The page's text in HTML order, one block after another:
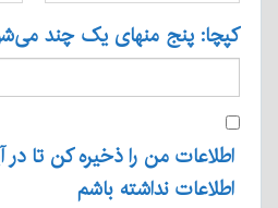
کپچا: پنج منهای یک چند
اطلاعات من را ذخیره کن تا در
اطلاعات نداشته باشم